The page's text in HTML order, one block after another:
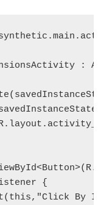
:
{
By